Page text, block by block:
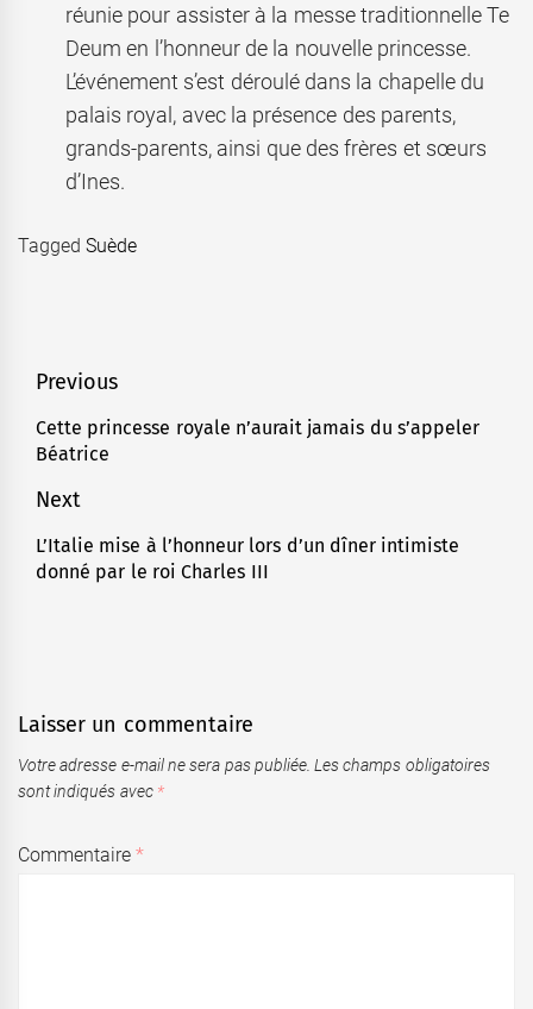
réunie pour assister à la messe traditionnelle Te
Deum en l’honneur de la nouvelle princesse.
L’événement s’est déroulé dans la chapelle du
palais royal, avec la présence des parents,
grands-parents, ainsi que des frères et sœurs
d’Ines.
TaggedSuède
Navigation
de
l’article
Previous
Previous
post:
Cette princesse royale n’aurait jamais du s’appeler
Béatrice
Next
Next
post:
L’Italie mise à l’honneur lors d’un dîner intimiste
donné par le roi Charles III
Laisser un commentaire
Votre adresse e-mail ne sera pas publiée. Les champs obligatoires
sont indiqués avec *
Commentaire*